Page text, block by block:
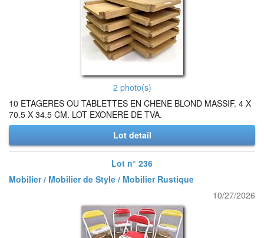
2 photo(s)
10 ETAGERES OU TABLETTES EN CHENE BLOND MASSIF. 4 X
70.5 X 34.5 CM. LOT EXONERE DE TVA.
Lot detail
Lot n° 236
Mobilier / Mobilier de Style / Mobilier Rustique
10/27/2026